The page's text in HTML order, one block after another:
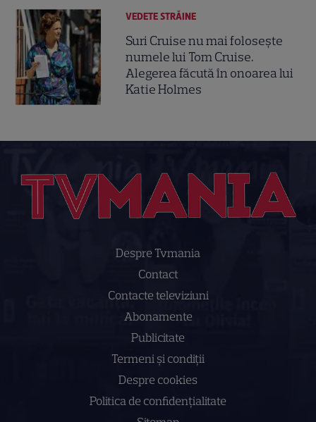
VEDETE STRĂINE
Suri Cruise nu mai folosește
numele lui Tom Cruise.
Alegerea făcută în onoarea lui
Katie Holmes
Despre Tvmania
Contact
Contacte televiziuni
Abonamente
Publicitate
Termeni și condiții
Despre cookies
Politica de confidenţialitate